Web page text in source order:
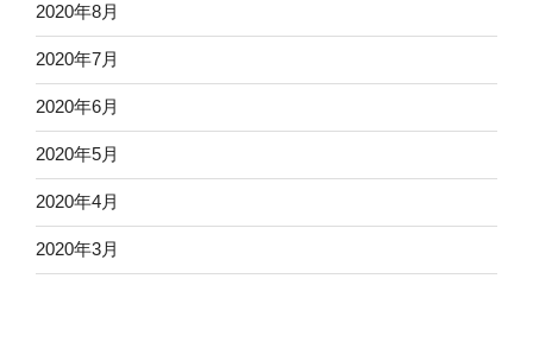
2020年8月
2020年7月
2020年6月
2020年5月
2020年4月
2020年3月